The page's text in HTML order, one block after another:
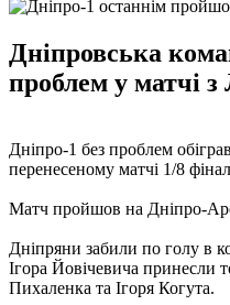
Дніпровська
проблем у матчі
Дніпро-1 без проблем
перенесеному матчі 1/8
Матч пройшов на Дніпро-
Дніпряни забили по голу в
Ігора Йовічевича принесли
Пихаленка та Ігоря Когута.